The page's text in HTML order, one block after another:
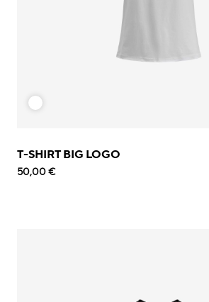
T-SHIRT BIG LOGO
50,00 €